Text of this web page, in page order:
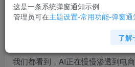
我们都看到，AI正在慢慢渗透到电
这是一条系统弹窗通知示例
管理员可在主题设置-常用功能-弹窗通
了解